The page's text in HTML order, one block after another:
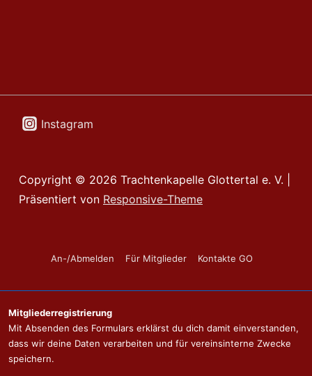
Instagram
Copyright © 2026 Trachtenkapelle Glottertal e. V.
Präsentiert von Responsive-Theme
Footer-
An-/Abmelden Für Mitglieder Kontakte GO
Mitgliederregistrierung
Mit Absenden des Formulars erklärst du dich damit einverstanden,
dass wir deine Daten verarbeiten und für vereinsinterne Zwecke
speichern.